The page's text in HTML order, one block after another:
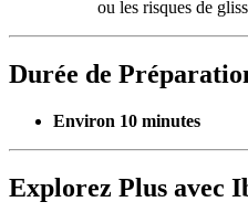
ou les risques de
Durée de
Environ 10 minutes
Explorez Plus avec